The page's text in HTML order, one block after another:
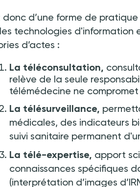
donc d’une forme de
technologies d'information
d’actes :
La téléconsultation,
relève de la seule
télémédecine ne
La télésurveillance,
médicales, des indicateurs
suivi sanitaire permanent
La télé-expertise, apport
connaissances spécifiques
(interprétation d’images